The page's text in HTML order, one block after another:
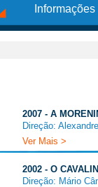
2007 - A
Direção:
Ver Mais >
2002 - O
Direção: Mário